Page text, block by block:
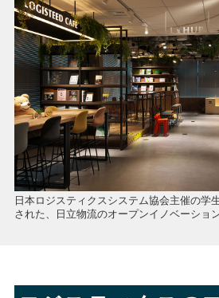
日本ロジスティクスシステム協会主催の学
された、日立物流のオープンイノベーショ